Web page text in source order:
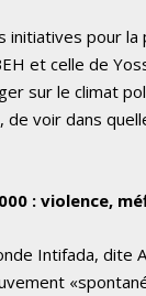
initiatives pour
et celle de
sur le climat
voir dans
: violence,
Intifada, dite